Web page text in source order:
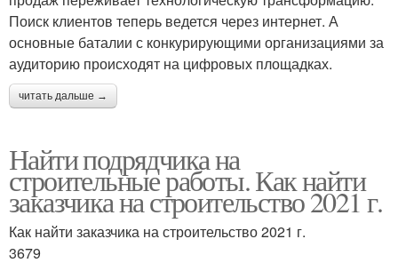
Поиск клиентов теперь ведется через интернет. А
основные баталии с конкурирующими организациями за
аудиторию происходят на цифровых площадках.
читать дальше →
Найти подрядчика на
строительные работы. Как найти
заказчика на строительство 2021 г.
Как найти заказчика на строительство 2021 г.
3679